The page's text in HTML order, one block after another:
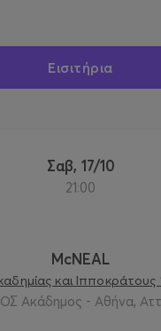
Εισιτήρια
Σαβ, 17/10
21:00
McNEAL
και Ιπποκράτους
Ακάδημος - Αθήνα,